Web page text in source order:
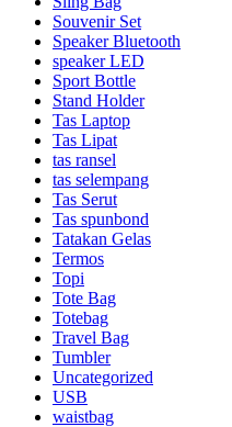
Souvenir Set
Speaker Bluetooth
speaker LED
Sport Bottle
Stand Holder
Tas Laptop
Tas Lipat
tas ransel
tas selempang
Tas Serut
Tas spunbond
Tatakan Gelas
Termos
Topi
Tote Bag
Totebag
Travel Bag
Tumbler
Uncategorized
USB
waistbag